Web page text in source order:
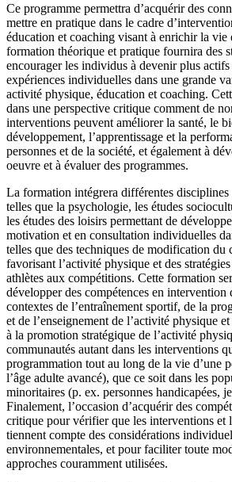
Ce programme permettra d’acquérir des
mettre en pratique dans le cadre
éducation et coaching visant à enrichir la vie
formation théorique et pratique fournira des
encourager les individus à devenir plus actifs
expériences individuelles dans une grande
activité physique, éducation et coaching.
dans une perspective critique comment de
interventions peuvent améliorer la santé, le
développement, l’apprentissage et la
personnes et de la société, et également à
oeuvre et à évaluer des programmes.
La formation intégrera différentes disciplines
telles que la psychologie, les études
les études des loisirs permettant de
motivation et en consultation individuelles
telles que des techniques de modification du
favorisant l’activité physique et des
athlètes aux compétitions. Cette formation
développer des compétences en intervention
contextes de l’entraînement sportif, de la
et de l’enseignement de l’activité physique
à la promotion stratégique de l’activité
communautés autant dans les interventions
programmation tout au long de la vie d’une
l’âge adulte avancé), que ce soit dans les
minoritaires (p. ex. personnes handicapées,
Finalement, l’occasion d’acquérir des
critique pour vérifier que les interventions et
tiennent compte des considérations
environnementales, et pour faciliter toute
approches couramment utilisées.